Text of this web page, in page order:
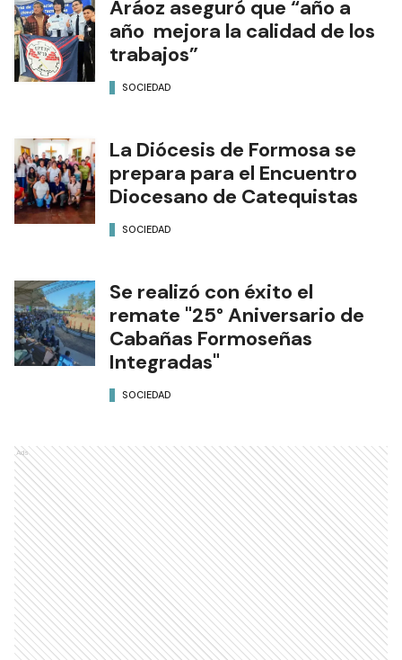
Aráoz aseguró que “año a
año mejora la calidad de los
trabajos”
SOCIEDAD
La Diócesis de Formosa se
prepara para el Encuentro
Diocesano de Catequistas
SOCIEDAD
Se realizó con éxito el
remate "25° Aniversario de
Cabañas Formoseñas
Integradas"
SOCIEDAD
Ads